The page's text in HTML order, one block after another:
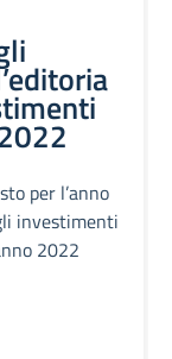
per l’anno
investimenti
2022